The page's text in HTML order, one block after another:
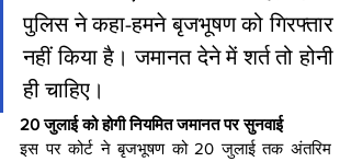
पुलिस ने कहा-हमने बृजभूषण को गिरफ्तार
नहीं किया है। जमानत देने में शर्त तो होनी
ही चाहिए।
20 जुलाई को होगी नियमित जमानत पर सुनवाई
इस पर कोर्ट ने बृजभूषण को 20 जुलाई तक अंतरिम